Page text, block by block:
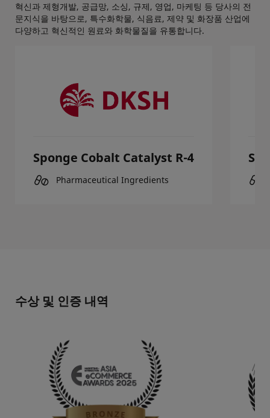
혁신과 제형개발, 공급망, 소싱, 규제, 영업, 마케팅 등 당사의 전
문지식을 바탕으로, 특수화학물, 식음료, 제약 및 화장품 산업에
다양하고 혁신적인 원료와 화학물질을 유통합니다.
Sponge Cobalt Catalyst R-400
Pharmaceutical Ingredients
수상 및 인증 내역